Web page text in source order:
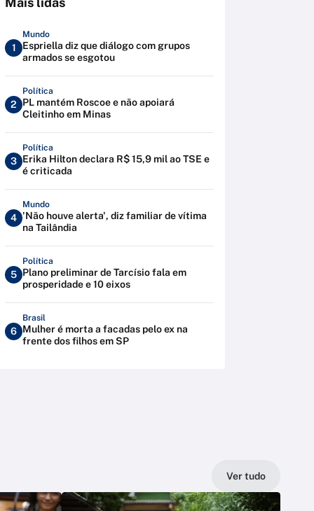
1
Mundo
Espriella diz que diálogo com grupos
armados se esgotou
2
Política
PL mantém Roscoe e não apoiará
Cleitinho em Minas
3
Política
Erika Hilton declara R$ 15,9 mil ao TSE e
é criticada
4
Mundo
'Não houve alerta', diz familiar de vítima
na Tailândia
5
Política
Plano preliminar de Tarcísio fala em
prosperidade e 10 eixos
6
Brasil
Mulher é morta a facadas pelo ex na
frente dos filhos em SP
Ver tudo